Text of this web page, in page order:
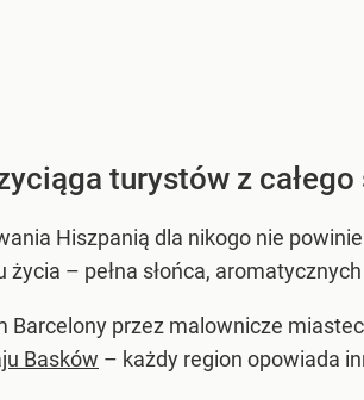
turystów z całego
Hiszpanią dla nikogo nie
życia – pełna słońca,
Barcelony przez malownicze
Basków – każdy region opowiada